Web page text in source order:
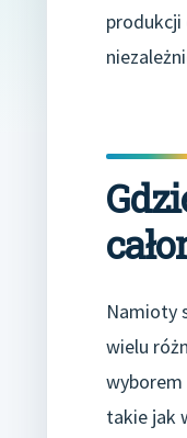
produkcji
Namioty
wielu
wyborem
takie jak